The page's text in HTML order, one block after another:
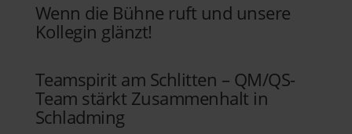
Wenn die Bühne ruft und unsere
Kollegin glänzt!
Teamspirit am Schlitten – QM/QS-
Team stärkt Zusammenhalt in
Schladming